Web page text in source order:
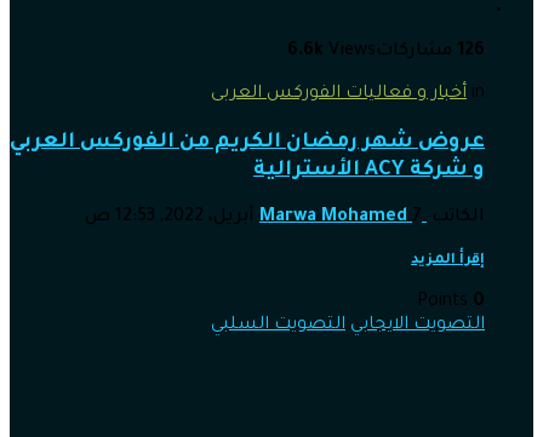
126 مشاركات 6.6k Views
in أخبار و فعاليات الفوركس العربى
عروض شهر رمضان الكريم من الفوركس العربي
و شركة ACY الأسترالية
الكاتب Marwa Mohamed 7 أبريل، 2022, 12:53 ص
إقرأ المزيد
0
التصويت الايجابي التصويت السلبي